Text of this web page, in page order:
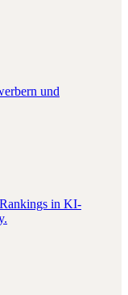
und
in KI-